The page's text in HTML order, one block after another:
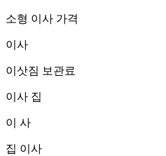
소형 이사 가격
이사
이삿짐 보관료
이사 집
이 사
집 이사